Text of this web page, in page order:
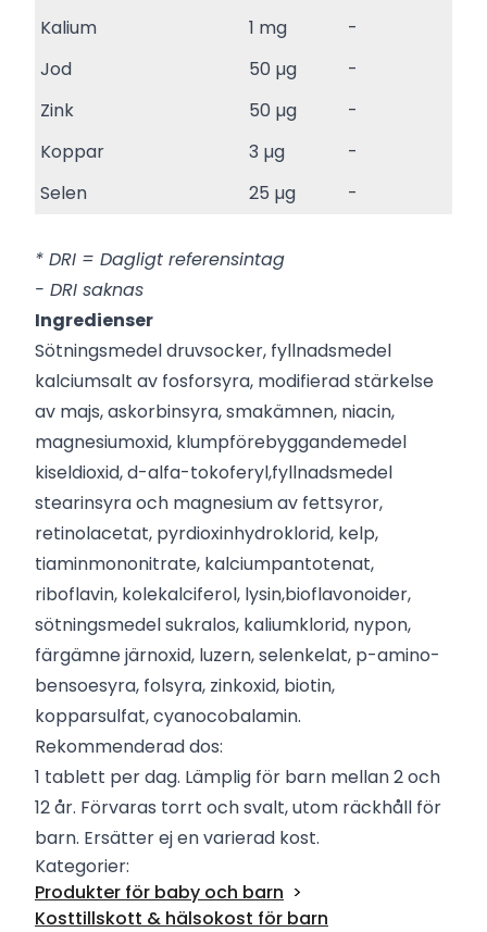
Kalium
1 mg
-
Jod
50 µg
-
Zink
50 µg
-
Koppar
3 µg
-
Selen
25 µg -
* DRI = Dagligt referensintag
- DRI saknas
Ingredienser
Sötningsmedel druvsocker, fyllnadsmedel
kalciumsalt av fosforsyra, modifierad stärkelse
av majs, askorbinsyra, smakämnen, niacin,
magnesiumoxid, klumpförebyggandemedel
kiseldioxid, d-alfa-tokoferyl,fyllnadsmedel
stearinsyra och magnesium av fettsyror,
retinolacetat, pyrdioxinhydroklorid, kelp,
tiaminmononitrate, kalciumpantotenat,
riboflavin, kolekalciferol, lysin,bioflavonoider,
sötningsmedel sukralos, kaliumklorid, nypon,
färgämne järnoxid, luzern, selenkelat, p-amino-
bensoesyra, folsyra, zinkoxid, biotin,
kopparsulfat, cyanocobalamin.
Rekommenderad dos:
1 tablett per dag. Lämplig för barn mellan 2 och
12 år. Förvaras torrt och svalt, utom räckhåll för
barn. Ersätter ej en varierad kost.
Kategorier:
Produkter för baby och barn
Kosttillskott & hälsokost för barn